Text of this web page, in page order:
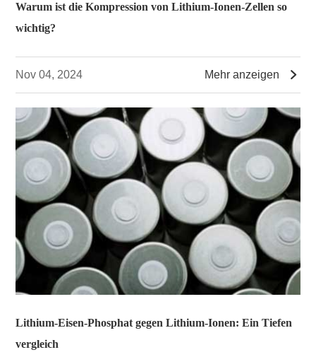
Warum ist die Kompression von Lithium-Ionen-Zellen so
wichtig?
Nov 04, 2024 Mehr anzeigen 
Lithium-Eisen-Phosphat gegen Lithium-Ionen: Ein Tiefen
vergleich